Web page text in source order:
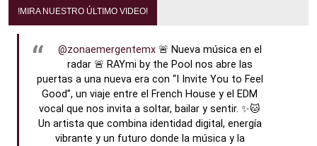
!MIRA NUESTRO ÚLTIMO VIDEO!
@zonaemergentemx 🚨 Nueva música en el
radar 🚨 RAYmi by the Pool nos abre las
puertas a una nueva era con “I Invite You to Feel
Good”, un viaje entre el French House y el EDM
vocal que nos invita a soltar, bailar y sentir. ✨🐱
Un artista que combina identidad digital, energía
vibrante y un futuro donde la música y la